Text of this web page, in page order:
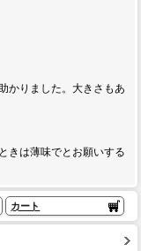
かりました。大きさもあ
きは薄味でとお願いする
カート